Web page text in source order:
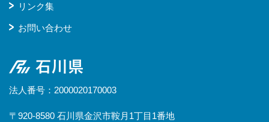
リンク集
お問い合わせ
石川県
法人番号：2000020170003
〒920-8580 石川県金沢市鞍月1丁目1番地